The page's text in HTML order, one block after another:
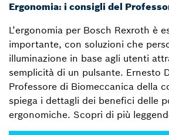
Ergonomia: i consigli del
L’ergonomia per Bosch Rexroth è
importante, con soluzioni che
illuminazione in base agli utenti
semplicità di un pulsante. Ernesto
Professore di Biomeccanica della
spiega i dettagli dei benefici delle
ergonomiche. Scopri di più